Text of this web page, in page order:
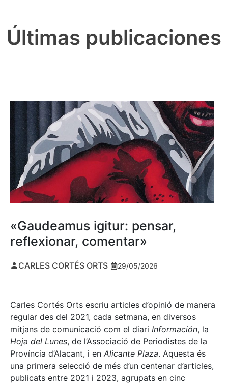
Últimas publicaciones
«Gaudeamus igitur: pensar,
reflexionar, comentar»
CARLES CORTÉS ORTS 29/05/2026
Carles Cortés Orts escriu articles d’opinió de manera
regular des del 2021, cada setmana, en diversos
mitjans de comunicació com el diari Información, la
Hoja del Lunes, de l’Associació de Periodistes de la
Província d’Alacant, i en Alicante Plaza. Aquesta és
una primera selecció de més d’un centenar d’articles,
publicats entre 2021 i 2023, agrupats en cinc